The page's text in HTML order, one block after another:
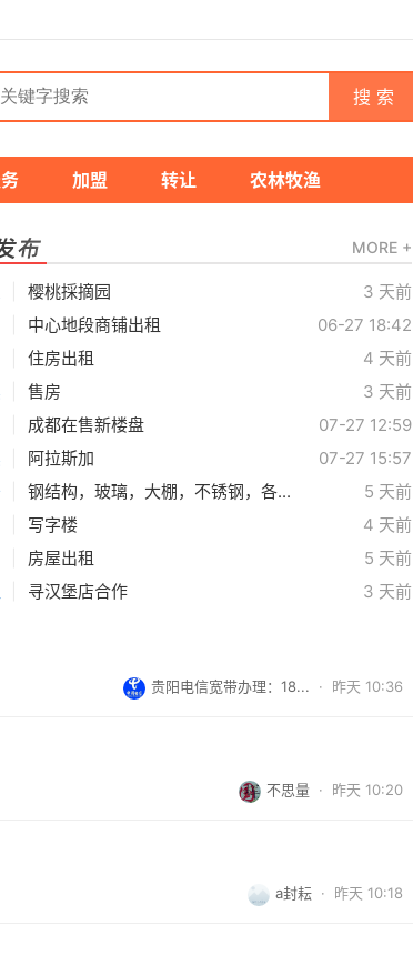
搜 索
加盟 转让 农林牧渔
MORE +
樱桃採摘园
3 天前
中心地段商铺出租
06-27 18:42
住房出租
4 天前
售房
3 天前
成都在售新楼盘
07-27 12:59
阿拉斯加
07-27 15:57
钢结构，玻璃，大棚，不锈钢，各...
5 天前
写字楼
4 天前
房屋出租
5 天前
寻汉堡店合作 3 天前
贵阳电信宽带办理：18... · 昨天 10:36
不思量 · 昨天 10:20
a封耘 · 昨天 10:18